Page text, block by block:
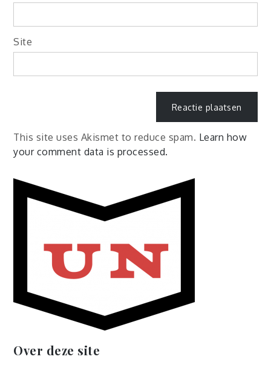
Site
This site uses Akismet to reduce spam. Learn how
your comment data is processed.
Over deze site